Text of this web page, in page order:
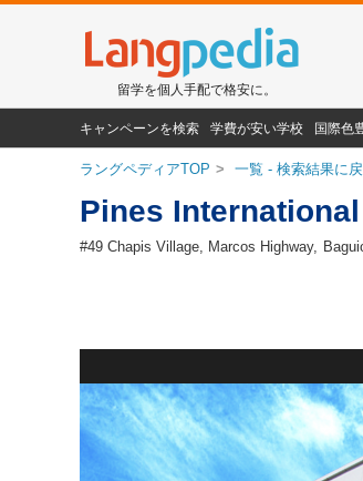
留学を個人手配で格安に。
キャンペーンを検索 学費が安い学校 国際色
ラングペディアTOP 一覧 - 検索結果に戻
Pines
#49 Chapis Village, Marcos Highway,